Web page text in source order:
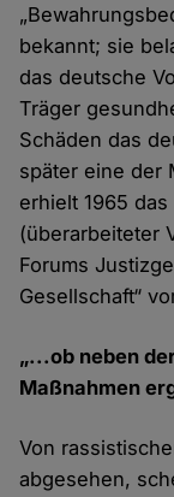
bekannt; sie
das deutsche
Träger
Schäden das
später eine der
erhielt 1965
(überarbeiteter
Forums
Gesellschaft“
„...ob neben
Maßnahmen
Von
abgesehen,